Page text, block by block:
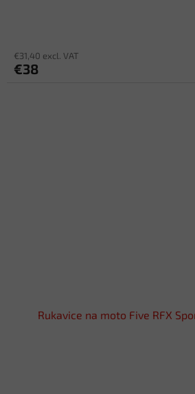
€31,40 excl. VAT
€38
Rukavice na moto Five RFX